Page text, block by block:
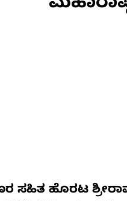
ಸಹಿತ ಹೊರಟ